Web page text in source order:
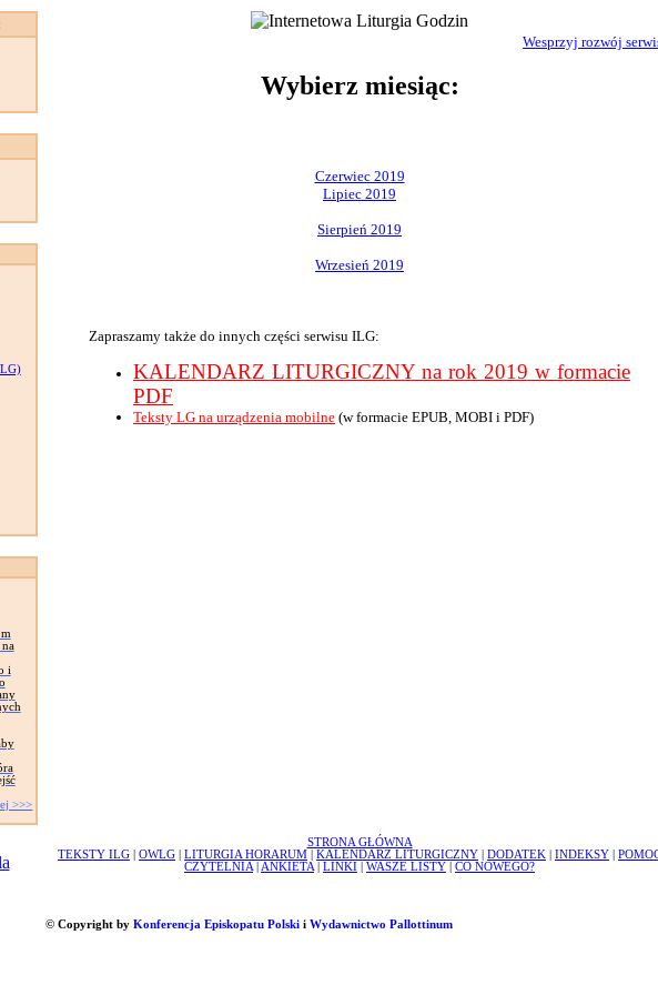
i
>>>
Wesprzyj rozwój
Wybierz miesiąc:
Czerwiec 2019
Lipiec 2019
Sierpień 2019
Wrzesień 2019
Zapraszamy także do innych części serwisu ILG:
KALENDARZ LITURGICZNY na rok 2019 w formacie
PDF
Teksty LG na urządzenia mobilne (w formacie EPUB, MOBI i PDF)
STRONA GŁÓWNA
TEKSTY ILG
OWLG LITURGIA HORARUM KALENDARZ LITURGICZNY DODATEK INDEKSY
CZYTELNIA
ANKIETA LINKI WASZE LISTY CO NOWEGO?
© Copyright by Konferencja Episkopatu Polskii Wydawnictwo Pallottinum